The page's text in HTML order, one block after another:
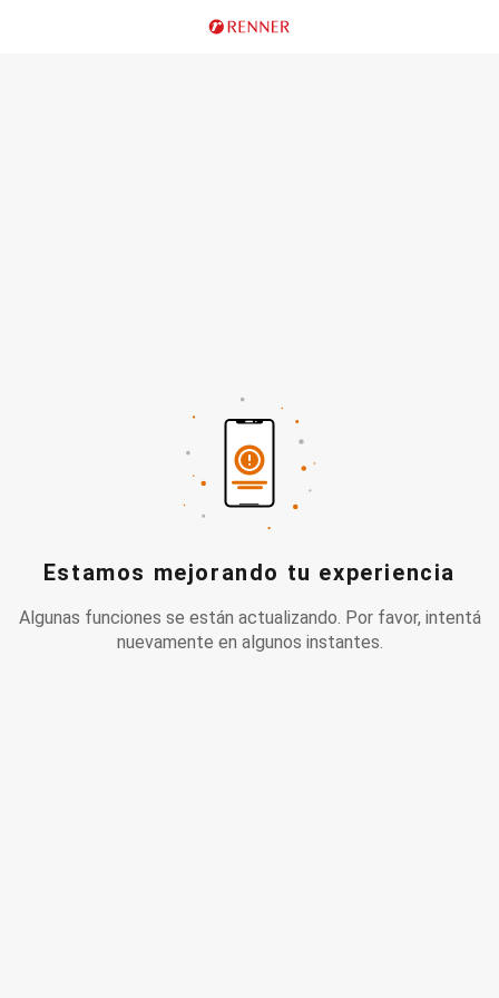
Estamos mejorando tu experiencia
Algunas funciones se están actualizando. Por favor, intentá
nuevamente en algunos instantes.